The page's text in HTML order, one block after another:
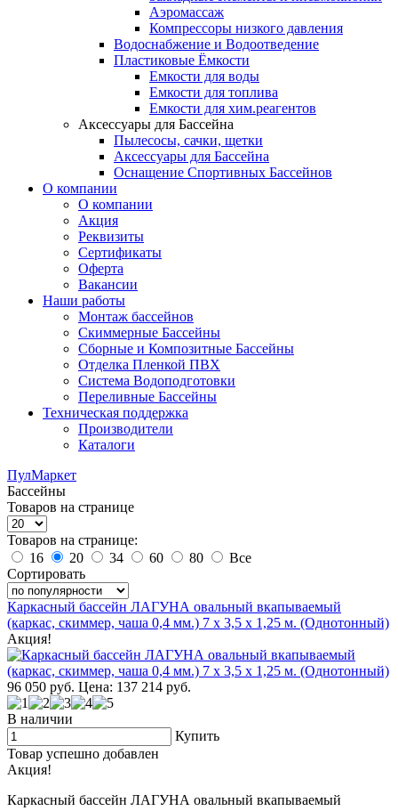
Аэромассаж
Компрессоры низкого давления
Водоснабжение и Водоотведение
Пластиковые Ёмкости
Емкости для воды
Емкости для топлива
Емкости для хим.реагентов
Аксессуары для Бассейна
Пылесосы, сачки, щетки
Аксессуары для Бассейна
Оснащение Спортивных Бассейнов
О компании
О компании
Акция
Реквизиты
Сертификаты
Оферта
Вакансии
Наши работы
Монтаж бассейнов
Скиммерные Бассейны
Сборные и Композитные Бассейны
Отделка Пленкой ПВХ
Система Водоподготовки
Переливные Бассейны
Техническая поддержка
Производители
Каталоги
ПулМаркет
Бассейны
Товаров на странице
Товаров на странице:
16
20 34 60 80
Все
Сортировать
Каркасный бассейн ЛАГУНА овальный вкапываемый
(каркас, скиммер, чаша 0,4 мм.) 7 х 3,5 х 1,25 м. (Однотонный)
Акция!
96 050 руб. Цена: 137 214 руб.
В наличии
Купить
Товар успешно добавлен
Акция!
Каркасный бассейн ЛАГУНА овальный вкапываемый